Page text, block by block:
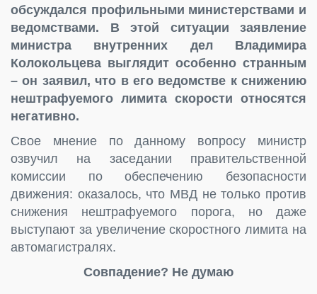
обсуждался профильными министерствами и
ведомствами. В этой ситуации заявление
министра внутренних дел Владимира
Колокольцева выглядит особенно странным
– он заявил, что в его ведомстве к снижению
нештрафуемого лимита скорости относятся
негативно.
Свое мнение по данному вопросу министр
озвучил на заседании правительственной
комиссии по обеспечению безопасности
движения: оказалось, что МВД не только против
снижения нештрафуемого порога, но даже
выступают за увеличение скоростного лимита на
автомагистралях.
Совпадение? Не думаю